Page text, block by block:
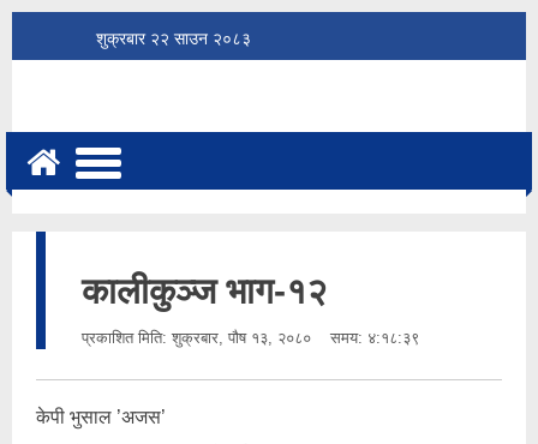
शुक्रबार २२ साउन २०८३
कालीकुञ्ज भाग-१२
प्रकाशित मिति: शुक्रबार, पौष १३, २०८० समय: ४:१८:३९
केपी भुसाल ’अजस’